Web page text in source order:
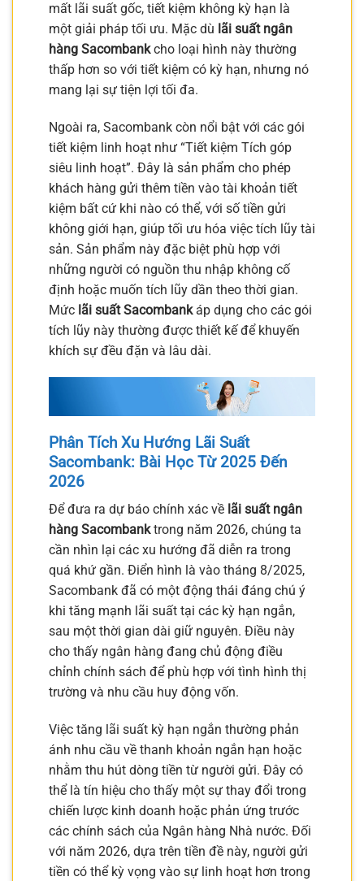
mất lãi suất gốc, tiết kiệm không kỳ hạn là
một giải pháp tối ưu. Mặc dù lãi suất ngân
hàng Sacombankcho loại hình này thường
thấp hơn so với tiết kiệm có kỳ hạn, nhưng nó
mang lại sự tiện lợi tối đa.
Ngoài ra, Sacombank còn nổi bật với các gói
tiết kiệm linh hoạt như “Tiết kiệm Tích góp
siêu linh hoạt”. Đây là sản phẩm cho phép
khách hàng gửi thêm tiền vào tài khoản tiết
kiệm bất cứ khi nào có thể, với số tiền gửi
không giới hạn, giúp tối ưu hóa việc tích lũy tài
sản. Sản phẩm này đặc biệt phù hợp với
những người có nguồn thu nhập không cố
định hoặc muốn tích lũy dần theo thời gian.
Mức lãi suất Sacombankáp dụng cho các gói
tích lũy này thường được thiết kế để khuyến
khích sự đều đặn và lâu dài.
Phân Tích Xu Hướng Lãi Suất
Sacombank: Bài Học Từ 2025 Đến
2026
Để đưa ra dự báo chính xác về lãi suất ngân
hàng Sacombanktrong năm 2026, chúng ta
cần nhìn lại các xu hướng đã diễn ra trong
quá khứ gần. Điển hình là vào tháng 8/2025,
Sacombank đã có một động thái đáng chú ý
khi tăng mạnh lãi suất tại các kỳ hạn ngắn,
sau một thời gian dài giữ nguyên. Điều này
cho thấy ngân hàng đang chủ động điều
chỉnh chính sách để phù hợp với tình hình thị
trường và nhu cầu huy động vốn.
Việc tăng lãi suất kỳ hạn ngắn thường phản
ánh nhu cầu về thanh khoản ngắn hạn hoặc
nhằm thu hút dòng tiền từ người gửi. Đây có
thể là tín hiệu cho thấy một sự thay đổi trong
chiến lược kinh doanh hoặc phản ứng trước
các chính sách của Ngân hàng Nhà nước. Đối
với năm 2026, dựa trên tiền đề này, người gửi
tiền có thể kỳ vọng vào sự linh hoạt hơn trong